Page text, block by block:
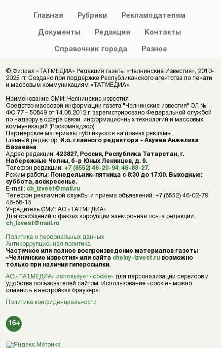
Главная Рубрики Рекламодателям
Документы Редакция Контакты
Справочник города Разное
© Филиал «ТАТМЕДИА» Редакция газеты «Челнинские Известия», 2010-
2025 гг. Создано при поддержке Республиканского агентства по печати
и массовым коммуникациям «ТАТМЕДИА».
Наименование СМИ: Челнинские известия
Средство массовой информации газета "Челнинские известия" ЭЛ №
ФС 77 – 50849 от 14.08.2012 г. зарегистрировано Федеральной службой
по надзору в сфере связи, информационных технологий и массовых
коммуникаций (Роскомнадзор)
Партнерские материалы публикуются на правах рекламы.
Главный редактор: И.о. главного редактора - Акуева Анжелика
Базаевна
Адрес редакции: 423827, Россия, Республика Татарстан, г.
Набережные Челны, б-р Юных Ленинцев, д. 9.
Телефон редакции: +7 (8552) 46-20-94 46-88-27
Режим работы: Понедельник–пятница с 8:30 до 17:00. Выходные:
суббота, воскресенье.
E-mail: ch_izvest@mail.ru
Телефон рекламной службы и приема объявлений: +7 (8552) 46-02-79,
46-88-15
Учредитель СМИ: АО «ТАТМЕДИА»
Для сообщений о фактах коррупции электронная почта редакции:
ch_izvest@mail.ru
Политика о персональных данных
Антикоррупционная политика
Частичное или полное воспроизведение материалов газеты
«Челнинские известия» или сайта chelny-izvest.ru возможно
только при наличии гиперссылки.
АО «ТАТМЕДИА» использует «cookie» для персонализации сервисов и
удобства пользователей сайтом. Использование «cookie» можно
отменить в настройках браузера.
Политика конфиденциальности
16+